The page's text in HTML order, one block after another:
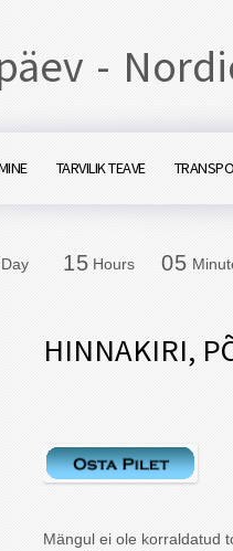
-
TARVILIK TEAVE
Day
15 Hours
05
HINNAKIRI,
Mängul ei ole korraldatud